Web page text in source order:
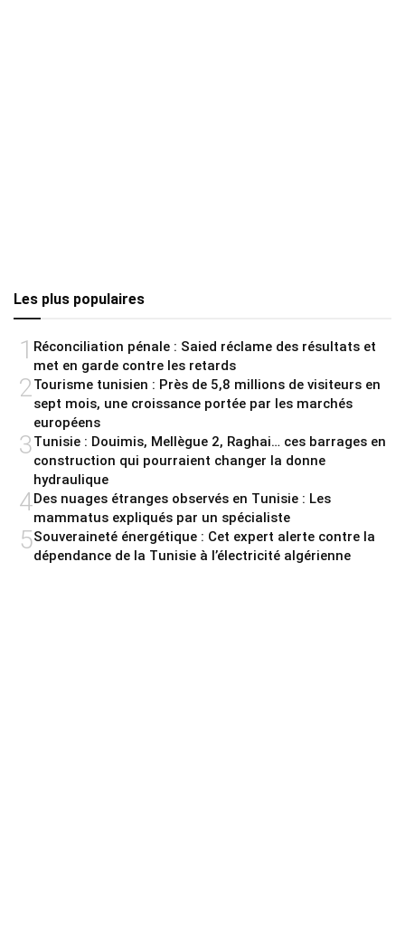
Les plus populaires
1 Réconciliation pénale : Saied réclame des résultats et
met en garde contre les retards
2Tourisme tunisien : Près de 5,8 millions de visiteurs en
sept mois, une croissance portée par les marchés
européens
3Tunisie : Douimis, Mellègue 2, Raghai… ces barrages en
construction qui pourraient changer la donne
hydraulique
4Des nuages étranges observés en Tunisie : Les
mammatus expliqués par un spécialiste
5Souveraineté énergétique : Cet expert alerte contre la
dépendance de la Tunisie à l’électricité algérienne